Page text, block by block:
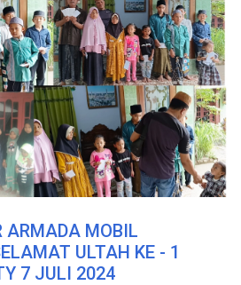
ARMADA MOBIL
ULTAH KE - 1
7 JULI 2024